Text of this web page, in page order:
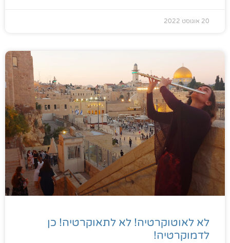
20 אוגוסט 2022
לא לאוטוקרטיה! לא לתאוקרטיה! כן
לדמוקרטיה!